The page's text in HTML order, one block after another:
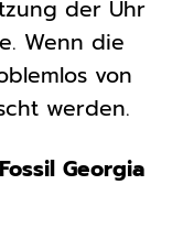
der Uhr
Wenn die
von
werden.
Georgia